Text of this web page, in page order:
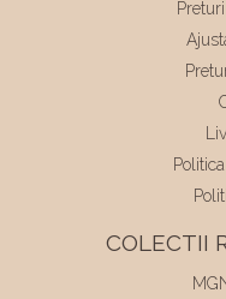
COLECTII